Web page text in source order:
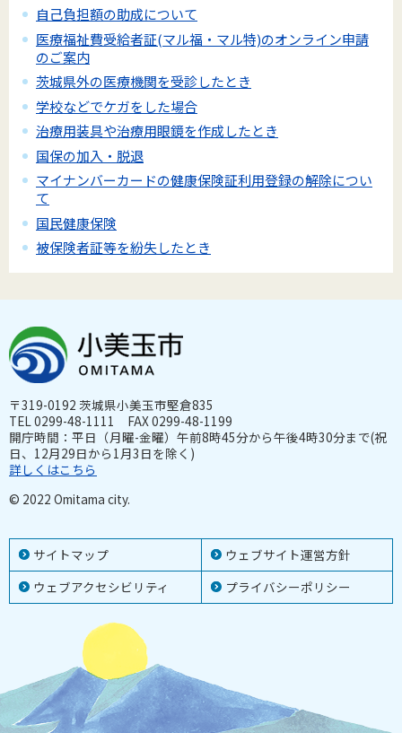
自己負担額の助成について
医療福祉費受給者証(マル福・マル特)のオンライン申請
のご案内
茨城県外の医療機関を受診したとき
学校などでケガをした場合
治療用装具や治療用眼鏡を作成したとき
国保の加入・脱退
マイナンバーカードの健康保険証利用登録の解除につい
て
国民健康保険
被保険者証等を紛失したとき
サイトマップ
ウェブサイト運営方針
ウェブアクセシビリティ
プライバシーポリシー
〒319-0192 茨城県小美玉市堅倉835
TEL 0299-48-1111 FAX 0299-48-1199
開庁時間：平日（月曜-金曜）午前8時45分から午後4時30分まで(祝
日、12月29日から1月3日を除く)
詳しくはこちら
© 2022 Omitama city.